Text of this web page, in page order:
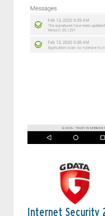
Internet Security